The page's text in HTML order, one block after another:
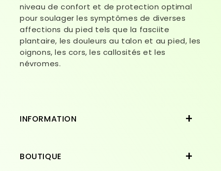
niveau de confort et de protection optimal
pour soulager les symptômes de diverses
affections du pied tels que la fasciite
plantaire, les douleurs au talon et au pied, les
oignons, les cors, les callosités et les
névromes.
INFORMATION
BOUTIQUE